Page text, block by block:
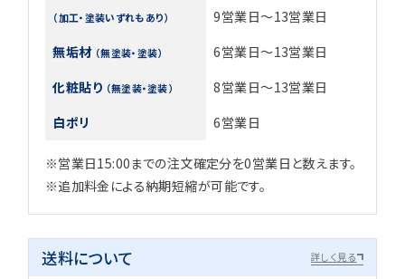
（加工・塗装いずれもあり）
9営業日～13営業日
無垢材 （無塗装・塗装）
6営業日～13営業日
化粧貼り （無塗装・塗装）
8営業日～13営業日
白ポリ
6営業日
※営業日15:00までの注文確定分を0営業日と数えます。
※追加料金による納期短縮が可能です。
送料について 詳しく見る